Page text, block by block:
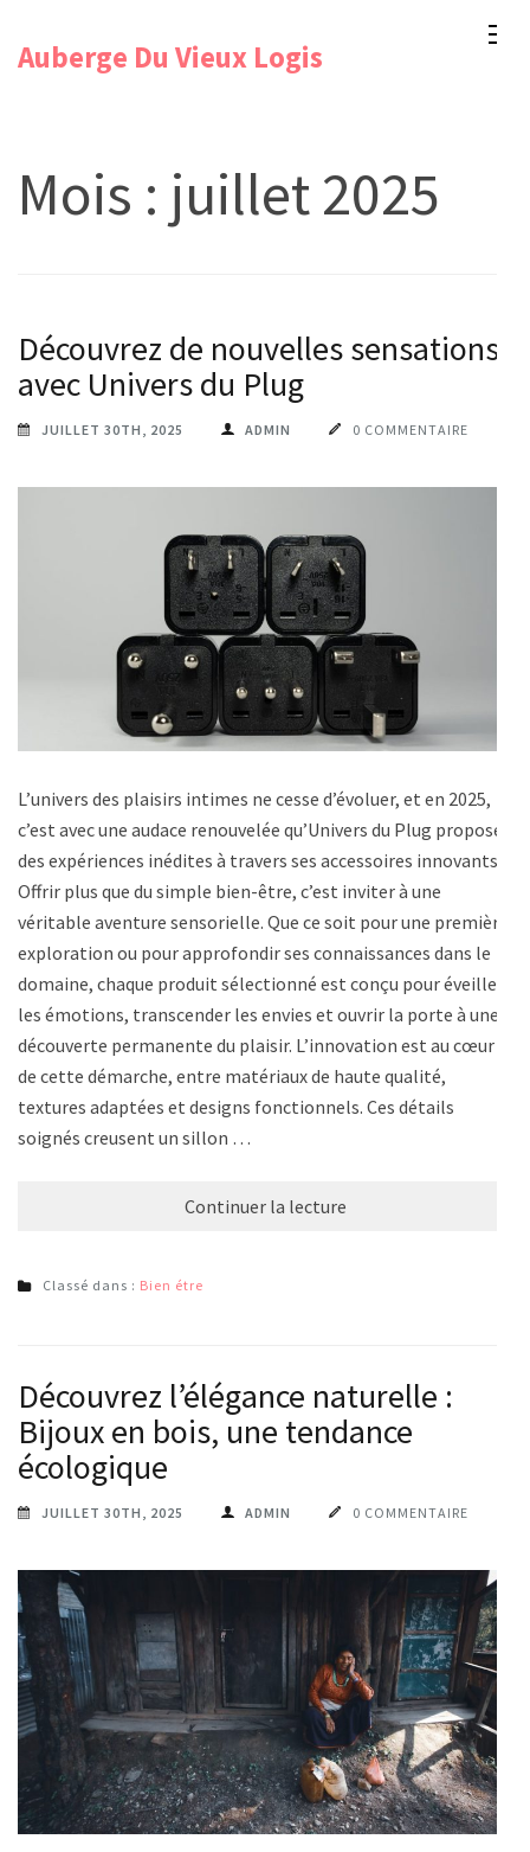
Auberge Du Vieux Logis
Mois : juillet 2025
Découvrez de nouvelles sensations
avec Univers du Plug
JUILLET 30TH, 2025 ADMIN 0 COMMENTAIRE
L’univers des plaisirs intimes ne cesse d’évoluer, et en 2025,
c’est avec une audace renouvelée qu’Univers du Plug propose
des expériences inédites à travers ses accessoires innovants.
Offrir plus que du simple bien-être, c’est inviter à une
véritable aventure sensorielle. Que ce soit pour une première
exploration ou pour approfondir ses connaissances dans le
domaine, chaque produit sélectionné est conçu pour éveiller
les émotions, transcender les envies et ouvrir la porte à une
découverte permanente du plaisir. L’innovation est au cœur
de cette démarche, entre matériaux de haute qualité,
textures adaptées et designs fonctionnels. Ces détails
soignés creusent un sillon …
Continuer la lecture
Classé dans : Bien étre
Découvrez l’élégance naturelle :
Bijoux en bois, une tendance
écologique
JUILLET 30TH, 2025 ADMIN 0 COMMENTAIRE